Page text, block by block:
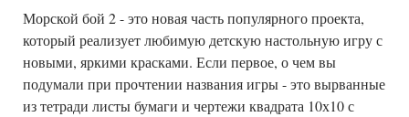
Морской бой 2 - это новая часть популярного проекта,
который реализует любимую детскую настольную игру с
новыми, яркими красками. Если первое, о чем вы
подумали при прочтении названия игры - это вырванные
из тетради листы бумаги и чертежи квадрата 10х10 с